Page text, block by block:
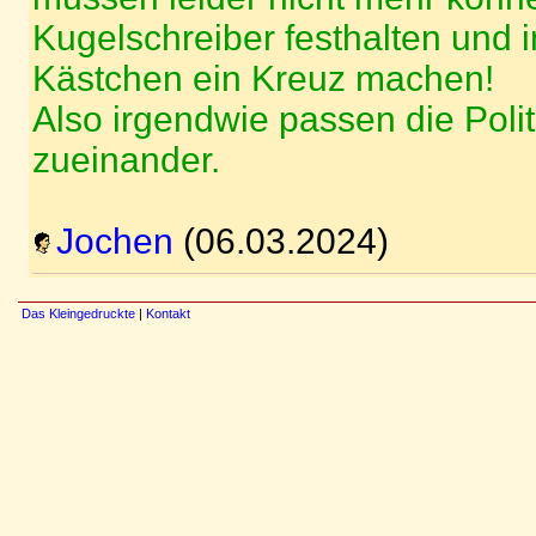
Kugelschreiber festhalten und
Kästchen ein Kreuz machen!
Also irgendwie passen die
zueinander.
Jochen (06.03.2024)
Das Kleingedruckte | Kontakt